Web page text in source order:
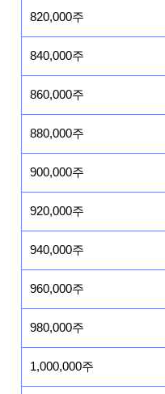
820,000주
840,000주
860,000주
880,000주
900,000주
920,000주
940,000주
960,000주
980,000주
1,000,000주